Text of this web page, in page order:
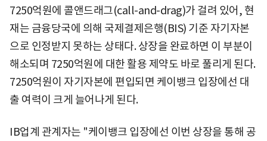
7250억원에 콜앤드래그(call-and-drag)가 걸려 있어, 현
재는 금융당국에 의해 국제결제은행(BIS) 기준 자기자본
으로 인정받지 못하는 상태다. 상장을 완료하면 이 부분이
해소되며 7250억원에 대한 활용 제약도 바로 풀리게 된다.
7250억원이 자기자본에 편입되면 케이뱅크 입장에선 대
출 여력이 크게 늘어나게 된다.
IB업계 관계자는 "케이뱅크 입장에선 이번 상장을 통해 공